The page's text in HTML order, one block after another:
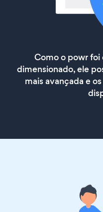
Como o powr foi
dimensionado, ele
mais avançada e